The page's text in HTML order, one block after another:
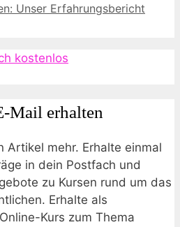
Unser Erfahrungsbericht
kostenlos
Mail erhalten
Artikel mehr. Erhalte einmal
in dein Postfach und
zu Kursen rund um das
Erhalte als
Kurs zum Thema